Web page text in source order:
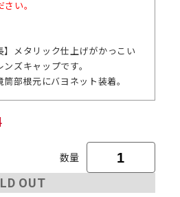
い。
】メタリック仕上げがかっこい
ズキャップです。
筒部根元にバヨネット装着。
数量
OUT